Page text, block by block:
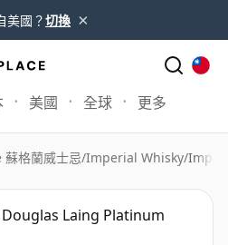
美國？切換 ×
美國 全球 更多
蘇格蘭威士忌/Imperial Whisky/